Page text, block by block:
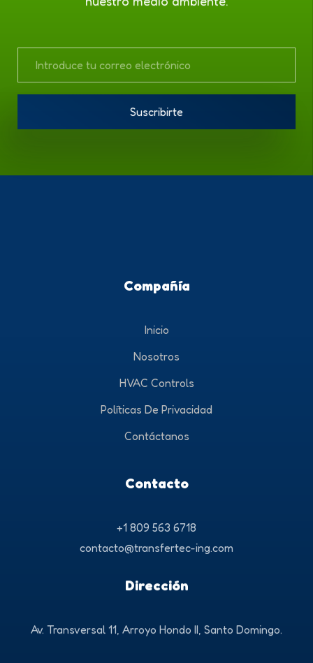
Compañía
Inicio
Nosotros
HVAC Controls
Políticas De Privacidad
Contáctanos
Contacto
+1 809 563 6718
contacto@transfertec-ing.com
Dirección
Av. Transversal 11, Arroyo Hondo II, Santo Domingo.